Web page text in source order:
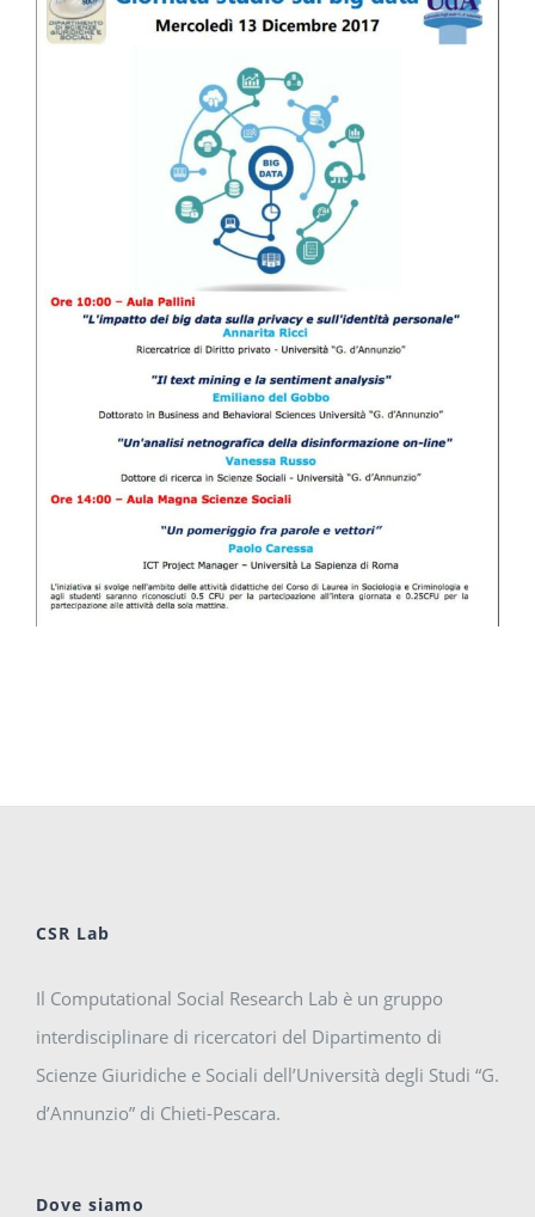
CSR Lab
Il Computational Social Research Lab è un gruppo
interdisciplinare di ricercatori del Dipartimento di
Scienze Giuridiche e Sociali dell’Università degli Studi “G.
d’Annunzio” di Chieti-Pescara.
Dove siamo